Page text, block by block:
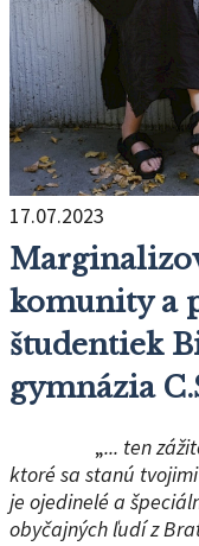
17.07.2023
komunity a
študentiek
gymnázia
... ten
ktoré sa stanú
je ojedinelé a
obyčajných ľudí z